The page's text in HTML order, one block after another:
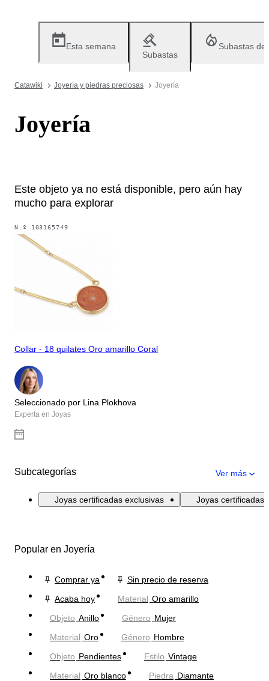
Esta semana
Subastas
Subastas
Catawiki Joyería y piedras preciosas Joyería
Joyería
Este objeto ya no está disponible, pero aún hay
mucho para explorar
N.º 103165749
Collar - 18 quilates Oro amarillo Coral
Seleccionado por Lina Plokhova
Experta en Joyas
Subcategorías Ver más
Joyas certificadas exclusivas Joyas certificadas
Popular en Joyería
Comprar ya
Sin precio de reserva
Acaba hoy
Material Oro amarillo
Objeto Anillo Género Mujer
Material Oro Género Hombre
Objeto Pendientes Estilo Vintage
Material Oro blanco Piedra Diamante